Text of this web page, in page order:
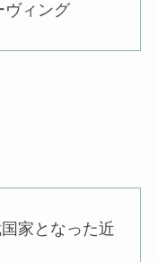
ィング
家となった近